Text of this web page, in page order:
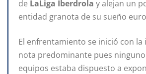
de LaLiga Iberdrola y alejan un
entidad granota de su sueño
El enfrentamiento se inició con la
nota predominante pues
equipos estaba dispuesto a